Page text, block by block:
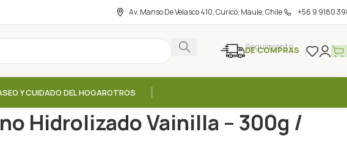
Av. Manso De Velasco 410, Curicó, Maule, Chile +56 9 9180
Seguimiento
DE COMPRAS
Y CUIDADO DEL HOGAROTROS
Hidrolizado Vainilla – 300g /